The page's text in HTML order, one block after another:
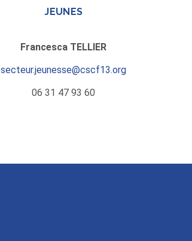
JEUNES
Francesca TELLIER
secteur.jeunesse@cscf13.org
06 31 47 93 60